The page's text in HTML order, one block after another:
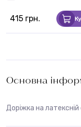
Основна
Доріжка на латексній
415 грн.